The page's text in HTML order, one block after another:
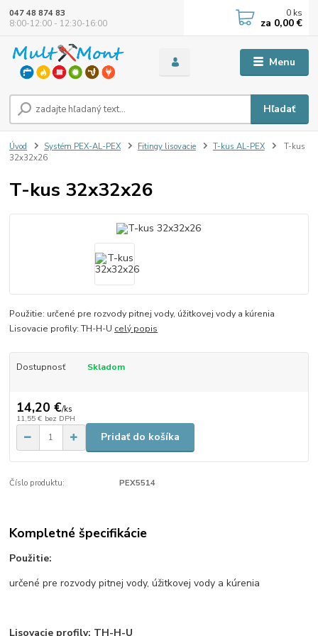
Menu
Hľadať
047 48 874 83
8:00-12:00 - 12:30-16:00
0 ks
za 0,00 €
Úvod Systém PEX-AL-PEX Fitingy lisovacie T-kus AL-PEX
T-kus
32x32x26
T-kus 32x32x26
Použitie: určené pre rozvody pitnej vody, úžitkovej vody a kúrenia
Lisovacie profily: TH-H-U celý popis
Dostupnosť Skladom
14,20 €/ks
11,55 € bez DPH
Pridať do košíka
Číslo produktu: PEX5514
Kompletné špecifikácie
Použitie:
určené pre rozvody pitnej vody, úžitkovej vody a kúrenia
Lisovacie profily: TH-H-U